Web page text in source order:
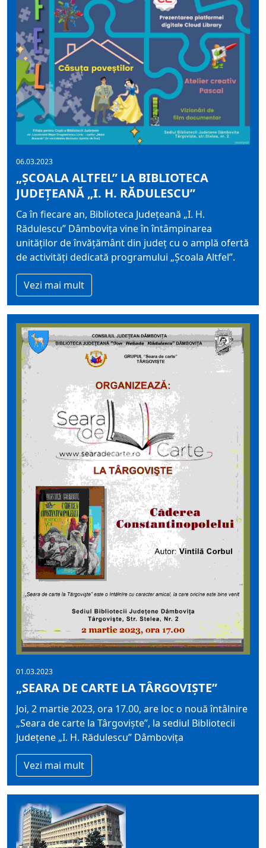
06.03.2023
„ȘCOALA ALTFEL” LA BIBLIOTECA
JUDEȚEANĂ „I. H. RĂDULESCU”
Ca în fiecare an, Biblioteca Județeană „I. H.
Rădulescu” Dâmbovița vine în întâmpinarea
unităților de învățământ din județ cu o amplă ofertă
de activități dedicată programului „Școala Altfel”.
Vezi mai mult
01.03.2023
„SEARA DE CARTE LA TÂRGOVIŞTE”
Joi, 2 martie 2023, ora 17.00, are loc o nouă întâlnire
„Seara de carte la Târgovişte”, la sediul Bibliotecii
Judeţene „I. H. Rădulescu” Dâmboviţa
Vezi mai mult